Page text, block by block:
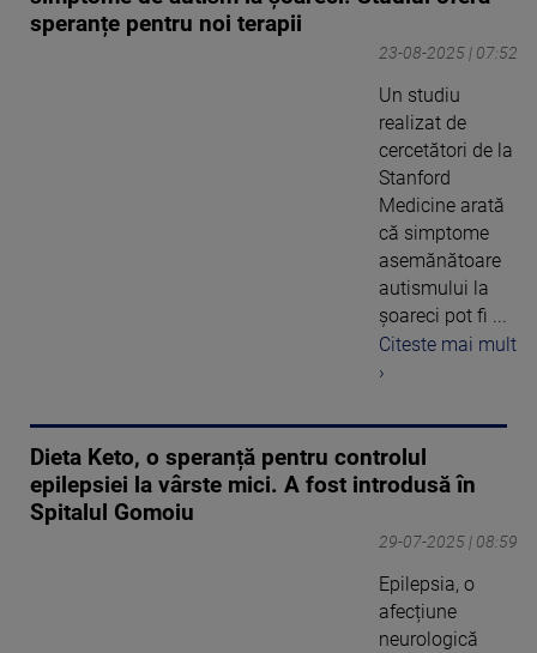
speranțe pentru noi terapii
23-08-2025 | 07:52
Un studiu
realizat de
cercetători de la
Stanford
Medicine arată
că simptome
asemănătoare
autismului la
şoareci pot fi ...
Citeste mai mult
›
Dieta Keto, o speranță pentru controlul
epilepsiei la vârste mici. A fost introdusă în
Spitalul Gomoiu
29-07-2025 | 08:59
Epilepsia, o
afecțiune
neurologică